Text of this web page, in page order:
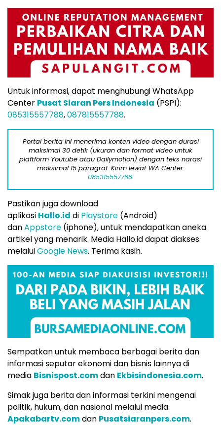
Untuk informasi, dapat menghubungi WhatsApp
Center Pusat Siaran Pers Indonesia (PSPI):
085315557788,087815557788.
Portal berita ini menerima konten video dengan durasi
maksimal 30 detik (ukuran dan format video untuk
plaftform Youtube atau Dailymotion) dengan teks narasi
maksimal 15 paragraf. Kirim lewat WA Center:
085315557788.
Pastikan juga download
aplikasi Hallo.id di Playstore (Android)
danAppstore (iphone), untuk mendapatkan aneka
artikel yang menarik. Media Hallo.id dapat diakses
melaluiGoogle News. Terima kasih.
Sempatkan untuk membaca berbagai berita dan
informasi seputar ekonomi dan bisnis lainnya di
media Bisnispost.comdan Ekbisindonesia.com.
Simak juga berita dan informasi terkini mengenai
politik, hukum, dan nasional melalui media
Apakabartv.comdan Pusatsiaranpers.com.